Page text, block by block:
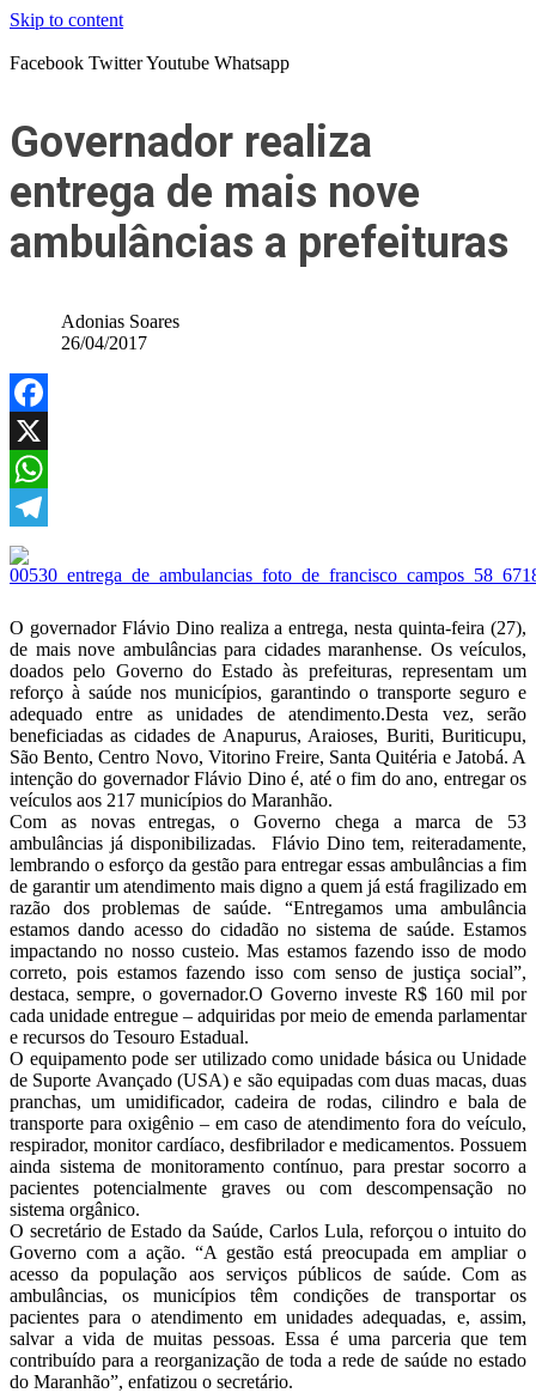
Skip to content
Facebook TwitterYoutube Whatsapp
Governador realiza
entrega de mais nove
ambulâncias a prefeituras
Adonias Soares
26/04/2017
Facebook
X
WhatsApp
Telegram
O governador Flávio Dino realiza a entrega, nesta quinta-feira (27),
de mais nove ambulâncias para cidades maranhense. Os veículos,
doados pelo Governo do Estado às prefeituras, representam um
reforço à saúde nos municípios, garantindo o transporte seguro e
adequado entre as unidades de atendimento.Desta vez, serão
beneficiadas as cidades de Anapurus, Araioses, Buriti, Buriticupu,
São Bento, Centro Novo, Vitorino Freire, Santa Quitéria e Jatobá. A
intenção do governador Flávio Dino é, até o fim do ano, entregar os
veículos aos 217 municípios do Maranhão.
Com as novas entregas, o Governo chega a marca de 53
ambulâncias já disponibilizadas. Flávio Dino tem, reiteradamente,
lembrando o esforço da gestão para entregar essas ambulâncias a fim
de garantir um atendimento mais digno a quem já está fragilizado em
razão dos problemas de saúde. “Entregamos uma ambulância
estamos dando acesso do cidadão no sistema de saúde. Estamos
impactando no nosso custeio. Mas estamos fazendo isso de modo
correto, pois estamos fazendo isso com senso de justiça social”,
destaca, sempre, o governador.O Governo investe R$ 160 mil por
cada unidade entregue – adquiridas por meio de emenda parlamentar
e recursos do Tesouro Estadual.
O equipamento pode ser utilizado como unidade básica ou Unidade
de Suporte Avançado (USA) e são equipadas com duas macas, duas
pranchas, um umidificador, cadeira de rodas, cilindro e bala de
transporte para oxigênio – em caso de atendimento fora do veículo,
respirador, monitor cardíaco, desfibrilador e medicamentos. Possuem
ainda sistema de monitoramento contínuo, para prestar socorro a
pacientes potencialmente graves ou com descompensação no
sistema orgânico.
O secretário de Estado da Saúde, Carlos Lula, reforçou o intuito do
Governo com a ação. “A gestão está preocupada em ampliar o
acesso da população aos serviços públicos de saúde. Com as
ambulâncias, os municípios têm condições de transportar os
pacientes para o atendimento em unidades adequadas, e, assim,
salvar a vida de muitas pessoas. Essa é uma parceria que tem
contribuído para a reorganização de toda a rede de saúde no estado
do Maranhão”, enfatizou o secretário.